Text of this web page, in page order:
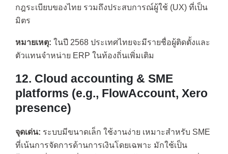
กฎระเบียบของไทย รวมถึงประสบการณ์ผู้ใช้ (UX) ที่เป็น
มิตร
หมายเหตุ: ในปี 2568 ประเทศไทยจะมีรายชื่อผู้ติดตั้งและ
ตัวแทนจำหน่าย ERP ในท้องถิ่นเพิ่มเติม
12. Cloud accounting & SME
platforms (e.g., FlowAccount, Xero
presence)
จุดเด่น: ระบบมีขนาดเล็ก ใช้งานง่าย เหมาะสำหรับ SME
ที่เน้นการจัดการด้านการเงินโดยเฉพาะ มักใช้เป็น